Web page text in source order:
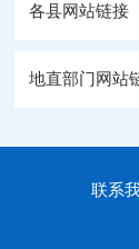
各县网站链接
地直部门网站
联系